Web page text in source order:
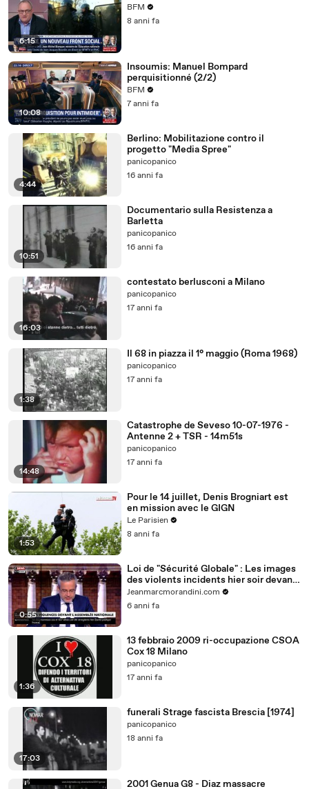
6:15
BFM
8 anni fa
10:08
Insoumis: Manuel Bompard
perquisitionné (2/2)
BFM
7 anni fa
4:44
Berlino: Mobilitazione contro il
progetto "Media Spree"
panicopanico
16 anni fa
10:51
Documentario sulla Resistenza a
Barletta
panicopanico
16 anni fa
16:03
contestato berlusconi a Milano
panicopanico
17 anni fa
1:38
Il 68 in piazza il 1° maggio (Roma 1968)
panicopanico
17 anni fa
14:48
Catastrophe de Seveso 10-07-1976 -
Antenne 2 + TSR - 14m51s
panicopanico
17 anni fa
1:53
Pour le 14 juillet, Denis Brogniart est
en mission avec le GIGN
Le Parisien
8 anni fa
0:55
Loi de "Sécurité Globale" : Les images
des violents incidents hier soir devant
l'Assemblée nationale entre des
centaines de personnes et les forces
Jeanmarcmorandini.com
6 anni fa
1:36
13 febbraio 2009 ri-occupazione CSOA
Cox 18 Milano
panicopanico
17 anni fa
17:03
funerali Strage fascista Brescia [1974]
panicopanico
18 anni fa
2001 Genua G8 - Diaz massacre